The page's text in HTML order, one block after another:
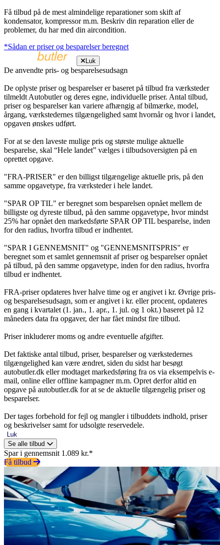
Få tilbud på de mest almindelige reparationer som skift af
kondensator, kompressor m.m. Beskriv din reparation eller de
problemer, du har med din aircondition.
*Sådan er priser og besparelser beregnet
Luk
De anvendte pris- og besparelsesudsagn
De oplyste priser og besparelser er baseret på tilbud fra værksteder
tilmeldt Autobutler og deres egne, individuelle priser. Antal tilbud,
priser og besparelser kan variere afhængig af bilmærke, model,
årgang, værkstedernes tilgængelighed samt hvornår og hvor i landet,
opgaven ønskes udført.
For at se den laveste mulige pris og største mulige aktuelle
besparelse, skal “Hele landet” vælges i tilbudsoversigten på en
oprettet opgave.
"FRA-PRISER" er den billigst tilgængelige aktuelle pris, på den
samme opgavetype, fra værksteder i hele landet.
"SPAR OP TIL" er beregnet som besparelsen opnået mellem de
billigste og dyreste tilbud, på den samme opgavetype, hvor mindst
25% har opnået den markedsførte SPAR OP TIL besparelse, inden
for den radius, hvorfra tilbud er indhentet.
"SPAR I GENNEMSNIT" og "GENNEMSNITSPRIS" er
beregnet som et samlet gennemsnit af priser og besparelser opnået
på tilbud, på den samme opgavetype, inden for den radius, hvorfra
tilbud er indhentet.
FRA-priser opdateres hver halve time og er angivet i kr. Øvrige pris-
og besparelsesudsagn, som er angivet i kr. eller procent, opdateres
en gang i kvartalet (1. jan., 1. apr., 1. jul. og 1 okt.) baseret på 12
måneders data fra opgaver, der har fået mindst fire tilbud.
Priser inkluderer moms og andre eventuelle afgifter.
Det faktiske antal tilbud, priser, besparelser og værkstedernes
tilgængelighed kan være ændret, siden du sidst har besøgt
autobutler.dk eller modtaget markedsføring fra os via eksempelvis e-
mail, online eller offline kampagner m.m. Opret derfor altid en
opgave på autobutler.dk for at se de aktuelle tilgængelig priser og
besparelser.
Der tages forbehold for fejl og mangler i tilbuddets indhold, priser
og beskrivelser samt for udsolgte reservedele.
Luk
Se alle tilbud
Spar i gennemsnit 1.089 kr.*
Få tilbud